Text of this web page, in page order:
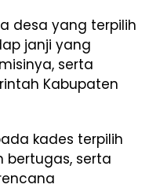
desa yang terpilih
janji yang
serta
Kabupaten
kades terpilih
bertugas, serta